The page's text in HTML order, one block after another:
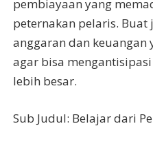
pembiayaan yang
peternakan pelaris. Buat
anggaran dan keuangan
agar bisa
lebih besar.
Sub Judul: Belajar dari